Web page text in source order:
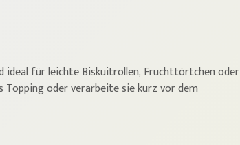
ideal für leichte Biskuitrollen, Fruchttörtchen oder
oder verarbeite sie kurz vor dem